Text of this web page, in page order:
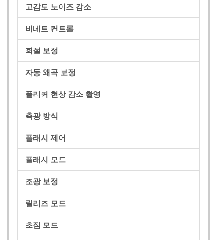
고감도 노이즈 감소
비네트 컨트롤
회절 보정
자동 왜곡 보정
플리커 현상 감소 촬영
측광 방식
플래시 제어
플래시 모드
조광 보정
릴리즈 모드
초점 모드